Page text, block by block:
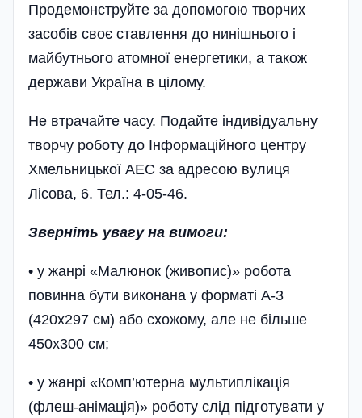
Продемонструйте за допомогою творчих
засобів своє ставлення до нинішнього і
майбутнього атомної енергетики, а також
держави Україна в цілому.
Не втрачайте часу. Подайте індивідуальну
творчу роботу до Інформаційного центру
Хмельницької АЕС за адресою вулиця
Лісова, 6. Тел.: 4-05-46.
Зверніть увагу на вимоги:
• у жанрі «Малюнок (живопис)» робота
повинна бути виконана у форматі А-3
(420х297 см) або схожому, але не більше
450х300 см;
• у жанрі «Комп’ютерна мультиплікація
(флеш-анімація)» роботу слід підготувати у